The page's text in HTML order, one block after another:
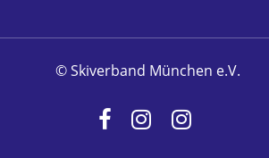
© Skiverband München e.V.